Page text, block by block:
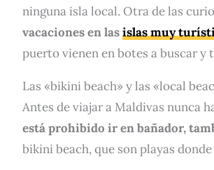
ninguna isla local. Otra de las
vacaciones en lasislas muy
puerto vienen en botes a buscar y
Las «bikini beach» y las «local
Antes de viajar a Maldivas nunca
está prohibido ir en bañador,
bikini beach, que son playas